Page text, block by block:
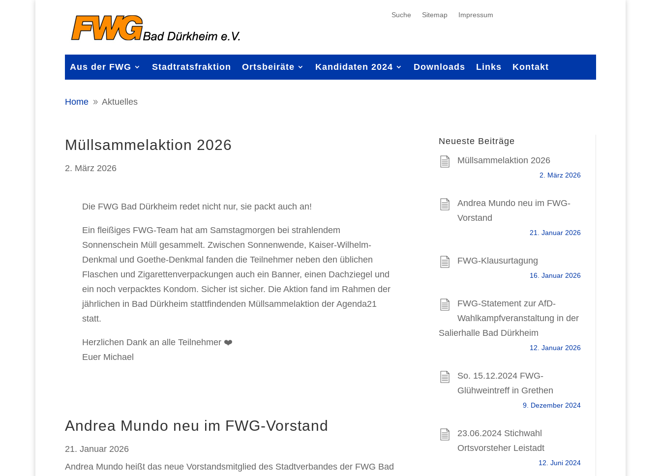
Suche Sitemap Impressum
Aus der FWG Stadtratsfraktion Ortsbeiräte Kandidaten 2024 Downloads Links Kontakt
Home 9 Aktuelles
Müllsammelaktion 2026
2. März 2026
Die FWG Bad Dürkheim redet nicht nur, sie packt auch an!
Ein fleißiges FWG-Team hat am Samstagmorgen bei strahlendem
Sonnenschein Müll gesammelt. Zwischen Sonnenwende, Kaiser-Wilhelm-
Denkmal und Goethe-Denkmal fanden die Teilnehmer neben den üblichen
Flaschen und Zigarettenverpackungen auch ein Banner, einen Dachziegel und
ein noch verpacktes Kondom. Sicher ist sicher. Die Aktion fand im Rahmen der
jährlichen in Bad Dürkheim stattfindenden Müllsammelaktion der Agenda21
statt.
Herzlichen Dank an alle Teilnehmer ❤️
Euer Michael
Andrea Mundo neu im FWG-Vorstand
21. Januar 2026
Andrea Mundo heißt das neue Vorstandsmitglied des Stadtverbandes der FWG Bad
Neueste Beiträge
Müllsammelaktion 2026
2. März 2026
Andrea Mundo neu im FWG-
Vorstand
21. Januar 2026
FWG-Klausurtagung
16. Januar 2026
FWG-Statement zur AfD-
Wahlkampfveranstaltung in der
Salierhalle Bad Dürkheim
12. Januar 2026
So. 15.12.2024 FWG-
Glühweintreff in Grethen
9. Dezember 2024
23.06.2024 Stichwahl
Ortsvorsteher Leistadt
12. Juni 2024